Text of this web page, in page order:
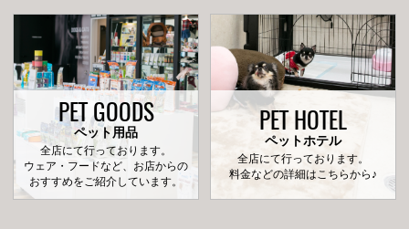
PET GOODS
ペット用品
全店にて行っております。
ウェア・フードなど、お店からの
おすすめをご紹介しています。
PET HOTEL
ペットホテル
全店にて行っております。
料金などの詳細はこちらから♪